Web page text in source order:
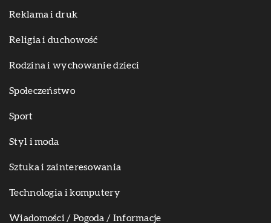
Reklama i druk
Religia i duchowość
Rodzina i wychowanie dzieci
Społeczeństwo
Sport
Styl i moda
Sztuka i zainteresowania
Technologia i komputery
Wiadomości / Pogoda / Informacje